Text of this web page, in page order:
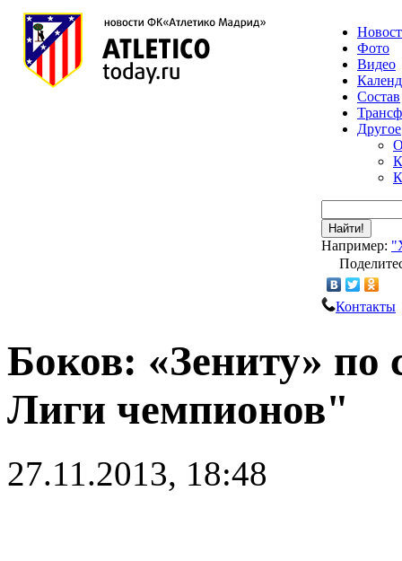
Фото
Видео
Состав
Другое
Найти!
Например:
Контакты
Боков: «Зениту»
Лиги чемпионов"
27.11.2013, 18:48